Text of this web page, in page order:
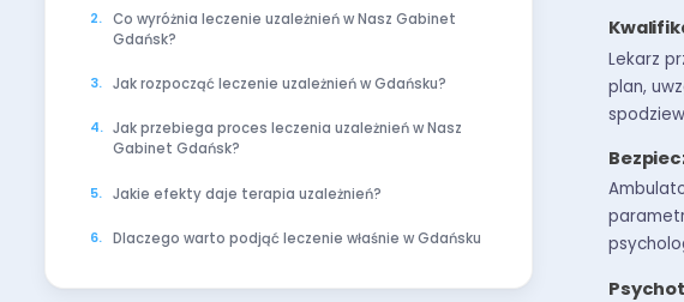
Co wyróżnia leczenie uzależnień w Nasz Gabinet
Gdańsk?
Jak rozpocząć leczenie uzależnień w Gdańsku?
Jak przebiega proces leczenia uzależnień w Nasz
Gabinet Gdańsk?
Jakie efekty daje terapia uzależnień?
Dlaczego warto podjąć leczenie właśnie w Gdańsku
Lekarz
plan,